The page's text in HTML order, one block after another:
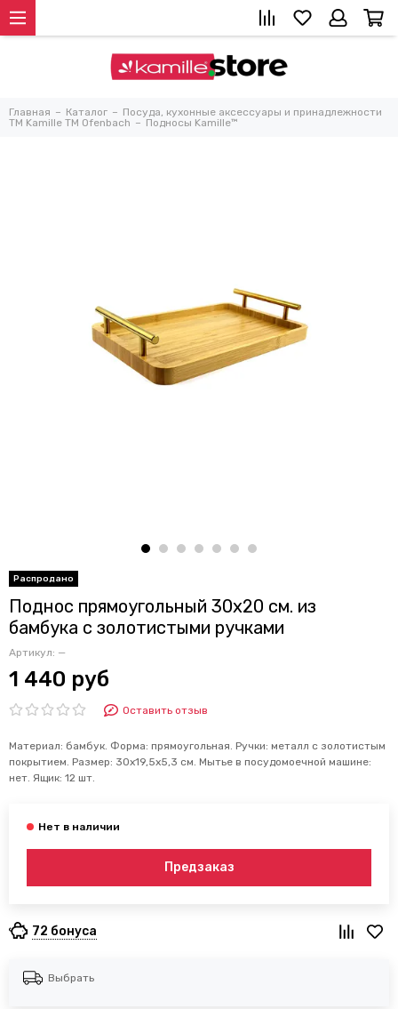
Главная Каталог
Посуда, кухонные аксессуары и принадлежности
TM Kamille TM Ofenbach
Подносы Kamille™
Поднос прямоугольный 30х20 см. из
бамбука с золотистыми ручками
Артикул: —
1 440 руб
Оставить отзыв
Материал: бамбук. Форма: прямоугольная. Ручки: металл с золотистым
покрытием. Размер: 30х19,5х5,3 см. Мытье в посудомоечной машине:
нет. Ящик: 12 шт.
Предзаказ
72 бонуса
Выбрать